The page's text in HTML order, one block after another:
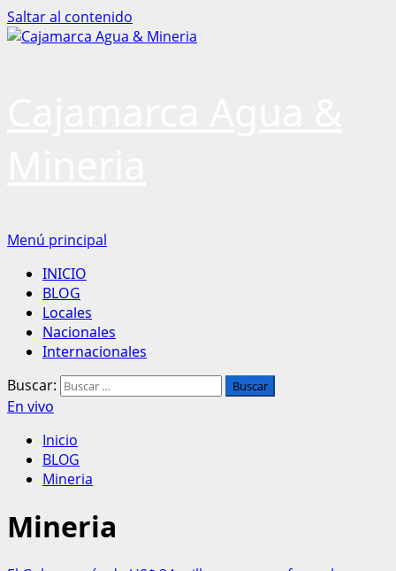
Saltar al contenido
Menú principal
INICIO
BLOG
Locales
Nacionales
Internacionales
Buscar:
En vivo
Inicio
BLOG
Mineria
Mineria